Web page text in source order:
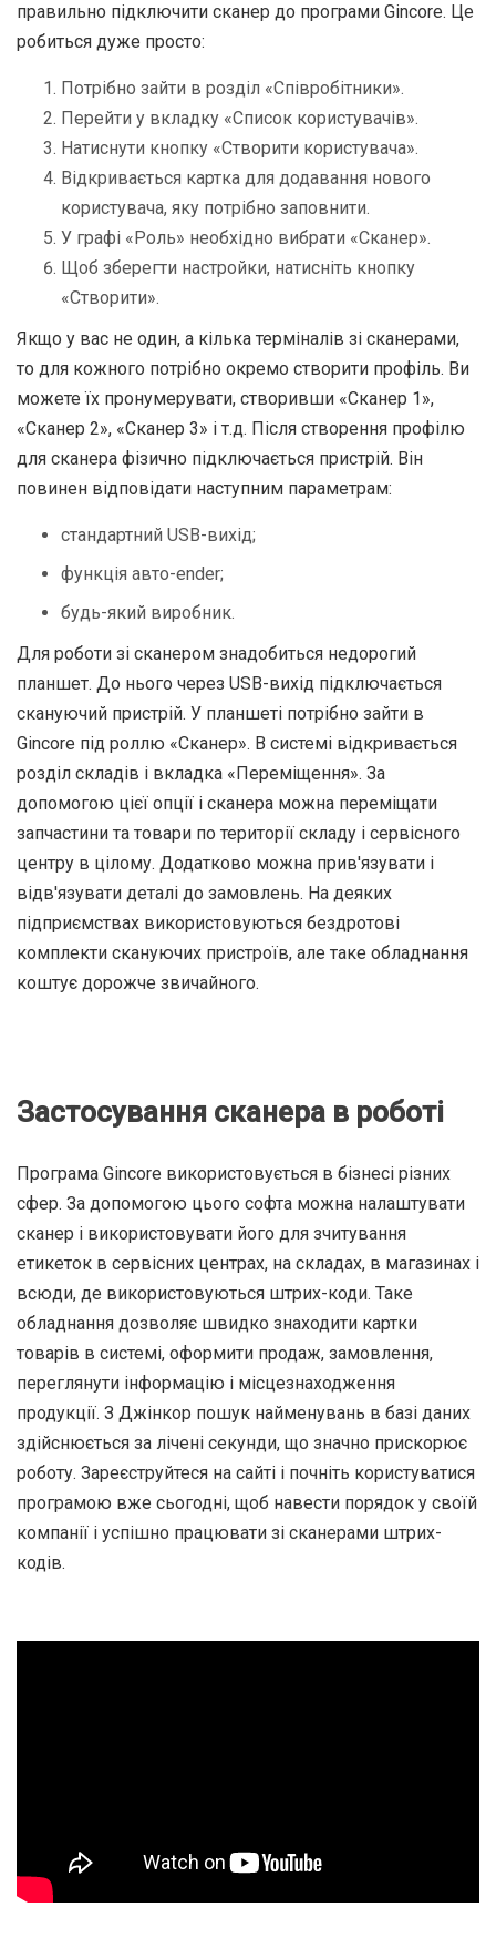
правильно підключити сканер до програми Gincore. Це
робиться дуже просто:
Потрібно зайти в розділ «Співробітники».
Перейти у вкладку «Список користувачів».
Натиснути кнопку «Створити користувача».
Відкривається картка для додавання нового
користувача, яку потрібно заповнити.
У графі «Роль» необхідно вибрати «Сканер».
Щоб зберегти настройки, натисніть кнопку
«Створити».
Якщо у вас не один, а кілька терміналів зі сканерами,
то для кожного потрібно окремо створити профіль. Ви
можете їх пронумерувати, створивши «Сканер 1»,
«Сканер 2», «Сканер 3» і т.д. Після створення профілю
для сканера фізично підключається пристрій. Він
повинен відповідати наступним параметрам:
стандартний USB-вихід;
функція авто-ender;
будь-який виробник.
Для роботи зі сканером знадобиться недорогий
планшет. До нього через USB-вихід підключається
скануючий пристрій. У планшеті потрібно зайти в
Gincore під роллю «Сканер». В системі відкривається
розділ складів і вкладка «Переміщення». За
допомогою цієї опції і сканера можна переміщати
запчастини та товари по території складу і сервісного
центру в цілому. Додатково можна прив'язувати і
відв'язувати деталі до замовлень. На деяких
підприємствах використовуються бездротові
комплекти скануючих пристроїв, але таке обладнання
коштує дорожче звичайного.
Застосування сканера в роботі
Програма Gincore використовується в бізнесі різних
сфер. За допомогою цього софта можна налаштувати
сканер і використовувати його для зчитування
етикеток в сервісних центрах, на складах, в магазинах і
всюди, де використовуються штрих-коди. Таке
обладнання дозволяє швидко знаходити картки
товарів в системі, оформити продаж, замовлення,
переглянути інформацію і місцезнаходження
продукції. З Джінкор пошук найменувань в базі даних
здійснюється за лічені секунди, що значно прискорює
роботу. Зареєструйтеся на сайті і почніть користуватися
програмою вже сьогодні, щоб навести порядок у своїй
компанії і успішно працювати зі сканерами штрих-
кодів.